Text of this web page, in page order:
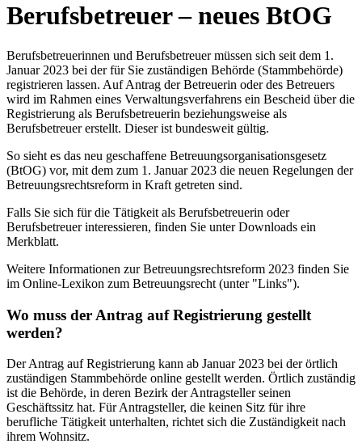
Berufsbetreuer – neues BtOG
Berufsbetreuerinnen und Berufsbetreuer müssen sich seit dem 1.
Januar 2023 bei der für Sie zuständigen Behörde (Stammbehörde)
registrieren lassen. Auf Antrag der Betreuerin oder des Betreuers
wird im Rahmen eines Verwaltungsverfahrens ein Bescheid über die
Registrierung als Berufsbetreuerin beziehungsweise als
Berufsbetreuer erstellt. Dieser ist bundesweit gültig.
So sieht es das neu geschaffene Betreuungsorganisationsgesetz
(BtOG) vor, mit dem zum 1. Januar 2023 die neuen Regelungen der
Betreuungsrechtsreform in Kraft getreten sind.
Falls Sie sich für die Tätigkeit als Berufsbetreuerin oder
Berufsbetreuer interessieren, finden Sie unter Downloads ein
Merkblatt.
Weitere Informationen zur Betreuungsrechtsreform 2023 finden Sie
im Online-Lexikon zum Betreuungsrecht (unter "Links").
Wo muss der Antrag auf Registrierung gestellt
werden?
Der Antrag auf Registrierung kann ab Januar 2023 bei der örtlich
zuständigen Stammbehörde online gestellt werden. Örtlich zuständig
ist die Behörde, in deren Bezirk der Antragsteller seinen
Geschäftssitz hat. Für Antragsteller, die keinen Sitz für ihre
berufliche Tätigkeit unterhalten, richtet sich die Zuständigkeit nach
ihrem Wohnsitz.